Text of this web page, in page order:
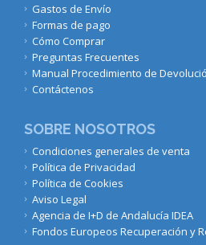
Gastos de Envío
Formas de pago
Cómo Comprar
Preguntas Frecuentes
Manual Procedimiento de
Contáctenos
SOBRE NOSOTROS
Condiciones generales de venta
Política de Privacidad
Política de Cookies
Aviso Legal
Agencia de I+D de Andalucía IDEA
Fondos Europeos Recuperación y